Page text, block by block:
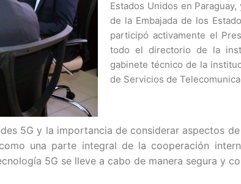
Estados Unidos en
de la Embajada de los
participó activamente el
todo el directorio de la
gabinete técnico de la
de Servicios de
5G y la importancia de considerar aspectos
una parte integral de la cooperación
5G se lleve a cabo de manera segura y